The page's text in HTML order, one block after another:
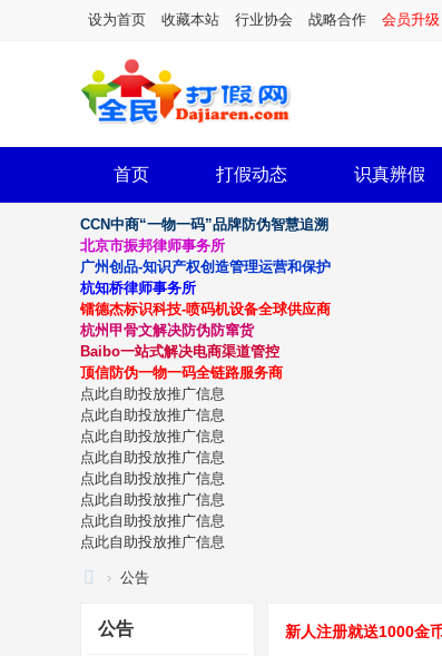
设为首页 收藏本站 行业协会 战略合作 会员升级
首页 打假动态 识真辨假
CCN中商“一物一码”品牌防伪智慧追溯
北京市振邦律师事务所
广州创品-知识产权创造管理运营和保护
杭知桥律师事务所
镭德杰标识科技-喷码机设备全球供应商
杭州甲骨文解决防伪防窜货
Baibo一站式解决电商渠道管控
顶信防伪一物一码全链路服务商
点此自助投放推广信息
点此自助投放推广信息
点此自助投放推广信息
点此自助投放推广信息
点此自助投放推广信息
点此自助投放推广信息
点此自助投放推广信息
点此自助投放推广信息
› 公告
新人注册就送1000金
公告